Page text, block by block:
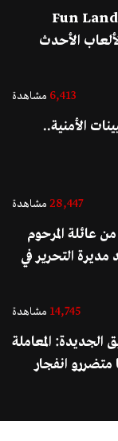
العيد بيحلى عند Fun Land
الأحدث
6,413 مشاهدة
الأمنية..
28,447 مشاهدة
عائلة المرحوم
التحرير في
14,745 مشاهدة
الجديدة: المعاملة
متضررو انفجار